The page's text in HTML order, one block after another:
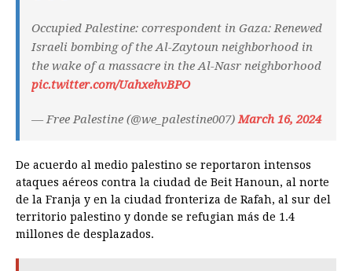
Occupied Palestine: correspondent in Gaza: Renewed
Israeli bombing of the Al-Zaytoun neighborhood in
the wake of a massacre in the Al-Nasr neighborhood
pic.twitter.com/UahxehvBPO
— Free Palestine (@we_palestine007)March 16, 2024
De acuerdo al medio palestino se reportaron intensos
ataques aéreos contra la ciudad de Beit Hanoun, al norte
de la Franja y en la ciudad fronteriza de Rafah, al sur del
territorio palestino y donde se refugian más de 1.4
millones de desplazados.